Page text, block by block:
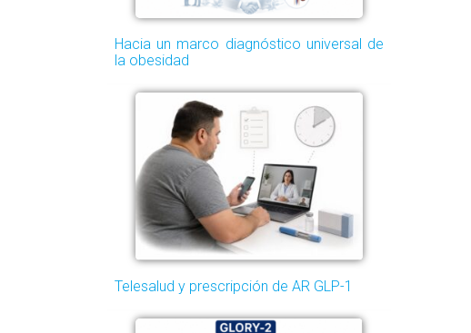
Hacia un marco diagnóstico universal de
la obesidad
Telesalud y prescripción de AR GLP-1